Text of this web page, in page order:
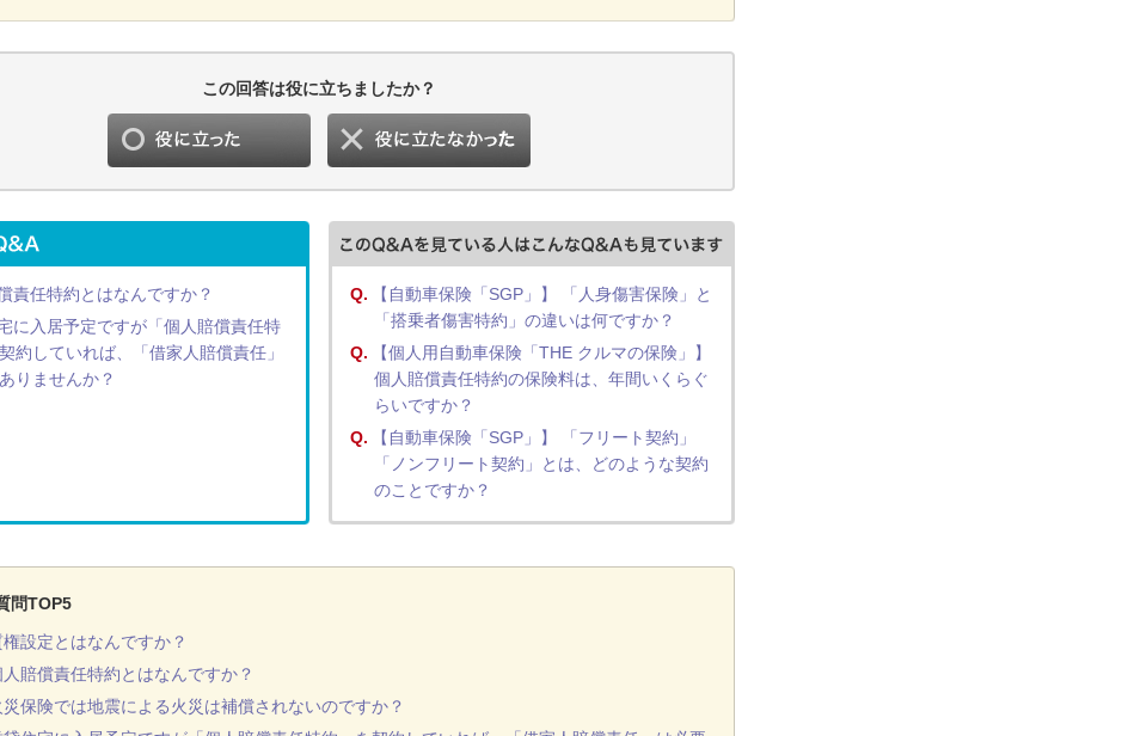
この回答は役に立ちましたか？
責任特約とはなんですか？
に入居予定ですが「個人賠償責任特
約していれば、「借家人賠償責任」
りませんか？
Q.
【自動車保険「SGP」】 「人身傷害保険」と
「搭乗者傷害特約」の違いは何ですか？
Q.
【個人用自動車保険「THE クルマの保険」】
個人賠償責任特約の保険料は、年間いくらぐ
らいですか？
Q.
【自動車保険「SGP」】 「フリート契約」
「ノンフリート契約」とは、どのような契約
のことですか？
問TOP5
権設定とはなんですか？
人賠償責任特約とはなんですか？
災保険では地震による火災は補償されないのですか？